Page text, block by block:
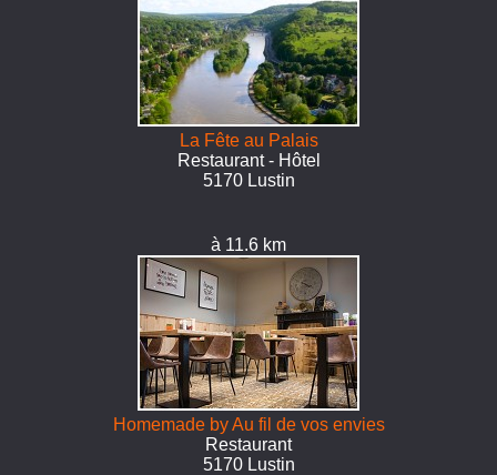
La Fête au Palais
Restaurant - Hôtel
5170 Lustin
à 11.6 km
Homemade by Au fil de vos envies
Restaurant
5170 Lustin